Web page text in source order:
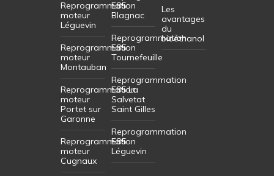
Reprogrammation
moteur
Léguevin
Reprogrammation
moteur
Montauban
Reprogrammation
moteur
Portet sur
Garonne
Reprogrammation
moteur
Cugnaux
E85
Blagnac
Reprogrammation
E85
Tournefeuille
Reprogrammation
E85 La
Salvetat
Saint Gilles
Reprogrammation
E85
Léguevin
Les
avantages
du
bioéthanol